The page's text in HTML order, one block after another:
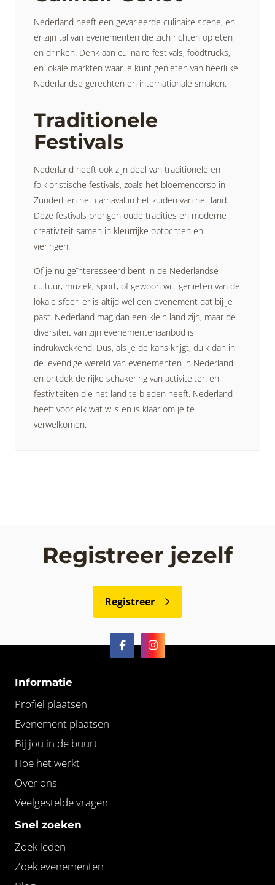
Nederland heeft een gevarieerde culinaire scene, en
er zijn tal van evenementen die zich richten op eten
en drinken. Denk aan culinaire festivals, foodtrucks,
en lokale markten waar je kunt genieten van heerlijke
Nederlandse gerechten en internationale smaken.
Traditionele
Festivals
Nederland heeft ook zijn deel van traditionele en
folkloristische festivals, zoals het bloemencorso in
Zundert en het carnaval in het zuiden van het land.
Deze festivals brengen oude tradities en moderne
creativiteit samen in kleurrijke optochten en
vieringen.
Of je nu geïnteresseerd bent in de Nederlandse
cultuur, muziek, sport, of gewoon wilt genieten van de
lokale sfeer, er is altijd wel een evenement dat bij je
past. Nederland mag dan een klein land zijn, maar de
diversiteit van zijn evenementenaanbod is
indrukwekkend. Dus, als je de kans krijgt, duik dan in
de levendige wereld van evenementen in Nederland
en ontdek de rijke schakering van activiteiten en
festiviteiten die het land te bieden heeft. Nederland
heeft voor elk wat wils en is klaar om je te
verwelkomen.
Registreer jezelf
Registreer
Informatie
Profiel plaatsen
Evenement plaatsen
Bij jou in de buurt
Hoe het werkt
Over ons
Veelgestelde vragen
Snel zoeken
Zoek leden
Zoek evenementen